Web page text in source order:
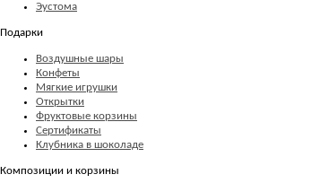
Эустома
Подарки
Воздушные шары
Конфеты
Мягкие игрушки
Открытки
Фруктовые корзины
Сертификаты
Клубника в шоколаде
Композиции и корзины